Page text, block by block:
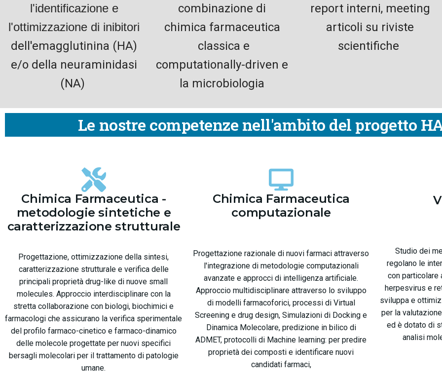
l'identificazione e
l'ottimizzazione di inibitori
dell'emagglutinina (HA)
e/o della neuraminidasi
(NA) ​
combinazione di
chimica farmaceutica
classica e
computationally-driven e
la microbiologia
report interni, meeting
articoli su riviste
scientifiche
Le nostre competenze nell'ambito del progetto
Chimica Farmaceutica -
metodologie sintetiche e
caratterizzazione strutturale
Progettazione, ottimizzazione della sintesi,
caratterizzazione strutturale e verifica delle
principali proprietà drug-like di nuove small
molecules. Approccio interdisciplinare con la
stretta collaborazione con biologi, biochimici e
farmacologi che assicurano la verifica sperimentale
del profilo farmaco-cinetico e farmaco-dinamico
delle molecole progettate per nuovi specifici
bersagli molecolari per il trattamento di patologie
umane.
Chimica Farmaceutica
computazionale
Progettazione razionale di nuovi farmaci attraverso
l'integrazione di metodologie computazionali
avanzate e approcci di intelligenza artificiale.
Approccio multidisciplinare attraverso lo sviluppo
di modelli farmacoforici, processi di Virtual
Screening e drug design, Simulazioni di Docking e
Dinamica Molecolare, predizione in bilico di
ADMET, protocolli di Machine learning: per predire
proprietà dei composti e identificare nuovi
candidati farmaci,
Studio dei
regolano le
con particolare
herpesvirus e
sviluppa e
per la
ed è dotato di
analisi